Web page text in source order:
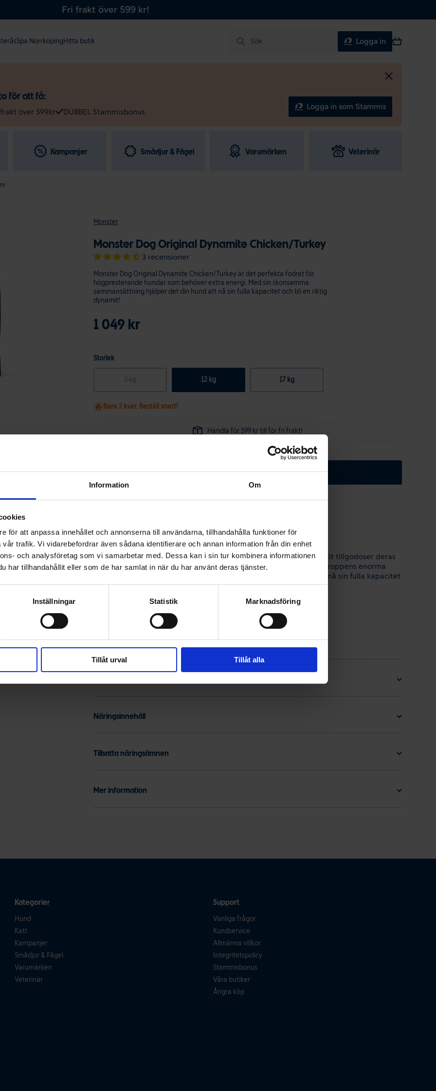
Information Om
för att anpassa innehållet och annonserna till användarna, tillhandahålla funktioner för
trafik. Vi vidarebefordrar även sådana identifierare och annan information från din enhet
och analysföretag som vi samarbetar med. Dessa kan i sin tur kombinera informationen
har tillhandahållit eller som de har samlat in när du har använt deras tjänster.
Inställningar Statistik Marknadsföring
Tillåt urval Tillåt alla
Fri frakt över 599 kr!
Spa NorrköpingHitta butik Sök Logga in Varukorg
för att få:
över 599kr DUBBEL Stammisbonus
Logga in som Stammis
Kampanjer Smådjur & Fågel Varumärken Veterinär
Monster
Monster Dog Original Dynamite Chicken/Turkey
3 recensioner
Monster Dog Original Dynamite Chicken/Turkey är det perfekta fodret för
högpresterande hundar som behöver extra energi. Med sin skonsamma
sammansättning hjälper det din hund att nå sin fulla kapacitet och bli en riktig
dynamit!
1 049 kr
Storlek
12 kg 17 kg
Bara 2 kvar. Beställ snart!
Handla för 599 kr till för fri frakt!
Minska
Monster Dog
Dynamite
Öka
Dynamite
Köp
Protein
Produktbeskrivning
De mest högpresterande hundarna behöver ett foder som maximalt tillgodoser deras
ökade energibehov. Monster Dynamite är ett foder som klarar av kroppens enorma
påfrestningar, är schysst mot magen och som hjälper din hund att nå sin fulla kapacitet.
Ja, som gör din hund till ren dynamit helt enkelt.
Näringsinnehåll
Tillsatta näringsämnen
Mer information
Kategorier
Hund
Katt
Kampanjer
Smådjur & Fågel
Varumärken
Veterinär
Support
Vanliga frågor
Kundservice
Allmänna villkor
Integritetspolicy
Stammisbonus
Våra butiker
Ångra köp